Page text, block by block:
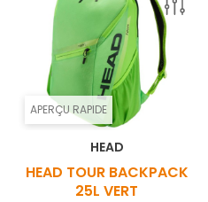
APERÇU RAPIDE
HEAD
HEAD TOUR BACKPACK
25L VERT